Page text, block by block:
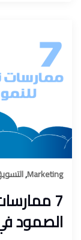
Marketing
,
7
الصمود في 2021